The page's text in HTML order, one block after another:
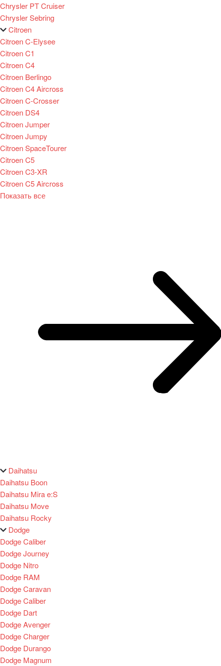
Chrysler PT Cruiser
Chrysler Sebring
Citroen
Citroen C-Elysee
Citroen C1
Citroen C4
Citroen Berlingo
Citroen C4 Aircross
Citroen C-Crosser
Citroen DS4
Citroen Jumper
Citroen Jumpy
Citroen SpaceTourer
Citroen C5
Citroen C3-XR
Citroen C5 Aircross
Показать все
Daihatsu
Daihatsu Boon
Daihatsu Mira e:S
Daihatsu Move
Daihatsu Rocky
Dodge
Dodge Caliber
Dodge Journey
Dodge Nitro
Dodge RAM
Dodge Caravan
Dodge Caliber
Dodge Dart
Dodge Avenger
Dodge Charger
Dodge Durango
Dodge Magnum